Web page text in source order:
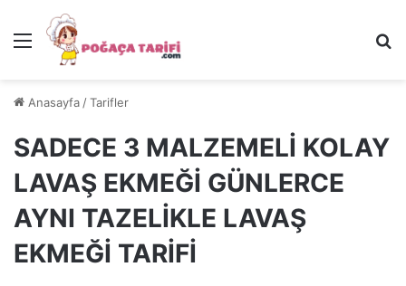
Menü
Anasayfa /Tarifler
SADECE 3 MALZEMELİ KOLAY
LAVAŞ EKMEĞİ GÜNLERCE
AYNI TAZELİKLE LAVAŞ
EKMEĞİ TARİFİ